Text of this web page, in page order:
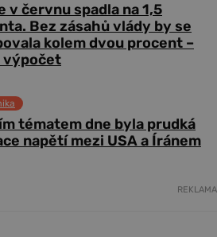
v červnu spadla na 1,5
Bez zásahů vlády by se
kolem dvou procent –
výpočet
tématem dne byla prudká
napětí mezi USA a Íránem
REKLAMA